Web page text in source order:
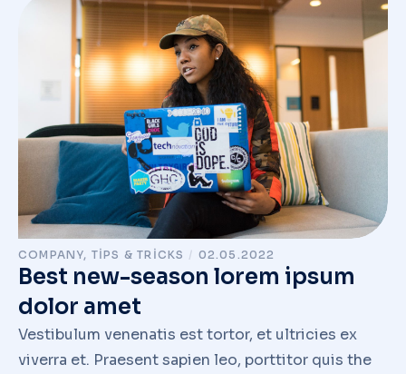
COMPANY, TIPS & TRICKS / 02.05.2022
Best new-season lorem ipsum
dolor amet
Vestibulum venenatis est tortor, et ultricies ex
viverra et. Praesent sapien leo, porttitor quis the